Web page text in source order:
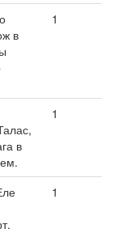
в
1
в
1
1